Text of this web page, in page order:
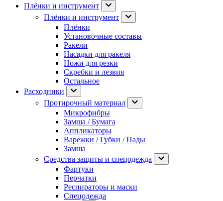
Плёнки и инструмент
Плёнки и инструмент
Плёнки
Установочные составы
Ракели
Насадки для ракеля
Ножи для резки
Скребки и лезвия
Остальное
Расходники
Протирочный материал
Микрофибры
Замша / Бумага
Аппликаторы
Варежки / Губки / Пады
Замша
Средства защиты и спецодежда
Фартуки
Перчатки
Респираторы и маски
Спецодежда